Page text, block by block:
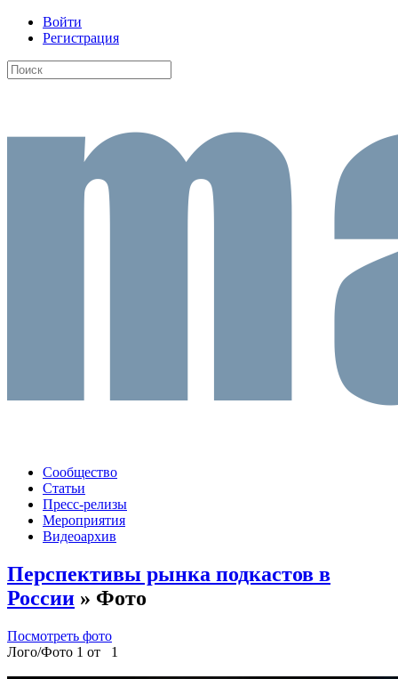
Войти
Регистрация
Сообщество
Статьи
Пресс-релизы
Мероприятия
Видеоархив
Перспективы рынка подкастов в
России » Фото
Посмотреть фото
Лого/Фото 1 от 1